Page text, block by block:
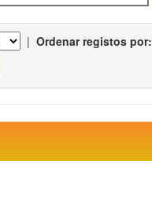
| Ordenar registos por: